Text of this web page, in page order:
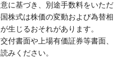
に基づき、別途手数料をいただ
株式は株価の変動および為替相
生じるおそれがあります。
付書面や上場有価証券等書面、
みください。